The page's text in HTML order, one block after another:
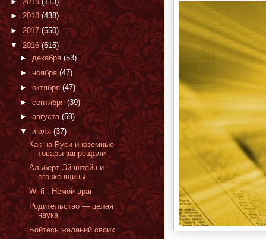
►2018 (438)
► 2017 (550)
▼ 2016(615)
► декабря (53)
►ноября (47)
► октября(47)
►сентября (39)
► августа (59)
▼ июля (37)
Как на Руси иноземные
товары запрещали
Альберт Эйнштейн и
его женщины
Wi-fi : Немой враг
Родительство — целая
наука
Бойтесь желаний своих